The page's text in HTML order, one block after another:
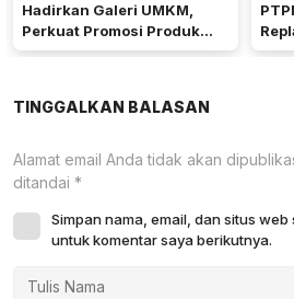
Hadirkan Galeri UMKM,
Perkuat Promosi Produk
Mitra Binaan Melalui Inovasi
TINGGALKAN BALASAN
Alamat email Anda tidak akan
ditandai *
Simpan nama, email, dan situs
untuk komentar saya berikutnya.